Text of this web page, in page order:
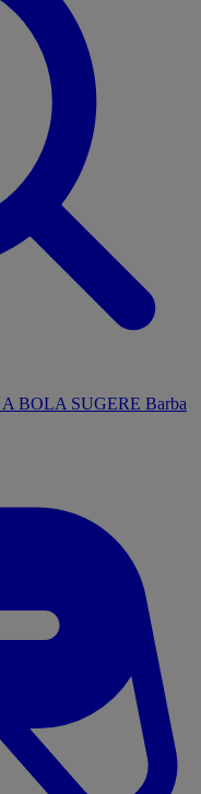
A BOLA SUGERE Barba